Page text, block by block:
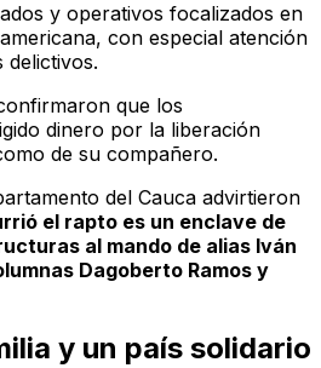
y operativos focalizados en
con especial atención
delictivos.
que los
dinero por la liberación
de su compañero.
del Cauca advirtieron
el rapto es un enclave de
al mando de alias Iván
Dagoberto Ramos y
y un país solidario